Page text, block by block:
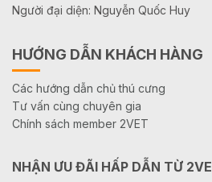
Người đại diện: Nguyễn Quốc Huy
HƯỚNG DẪN KHÁCH HÀNG
Các hướng dẫn chủ thú cưng
Tư vấn cùng chuyên gia
Chính sách member 2VET
NHẬN ƯU ĐÃI HẤP DẪN TỪ